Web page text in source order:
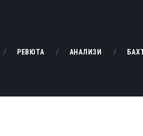
РЕВЮТА АНАЛИЗИ
РЕВЮТА
БАХТИ